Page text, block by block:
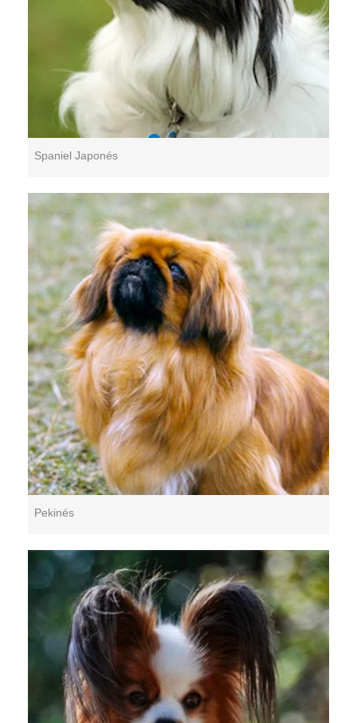
Spaniel Japonés
Pekinés